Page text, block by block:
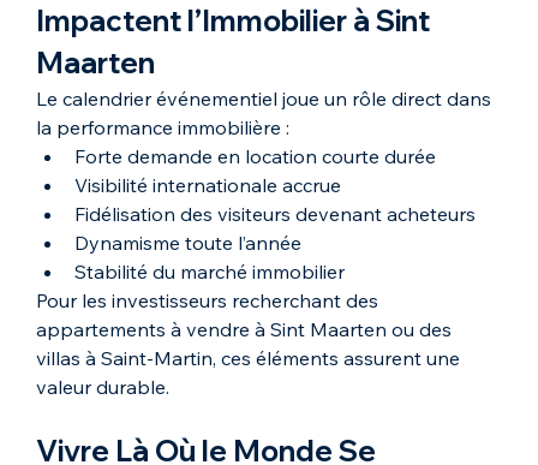
Impactent l’Immobilier à Sint
Maarten
Le calendrier événementiel joue un rôle direct dans
la performance immobilière :
Forte demande en location courte durée
Visibilité internationale accrue
Fidélisation des visiteurs devenant acheteurs
Dynamisme toute l’année
Stabilité du marché immobilier
Pour les investisseurs recherchant des
appartements à vendre à Sint Maarten ou des
villas à Saint-Martin, ces éléments assurent une
valeur durable.
Vivre Là Où le Monde Se